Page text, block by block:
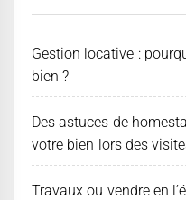
Gestion locative :
bien ?
Des astuces de
votre bien lors des
Travaux ou vendre en